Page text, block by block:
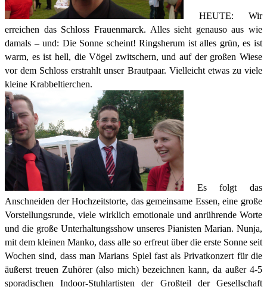
HEUTE: Wir
erreichen das Schloss Frauenmarck. Alles sieht genauso aus wie
damals – und: Die Sonne scheint! Ringsherum ist alles grün, es ist
warm, es ist hell, die Vögel zwitschern, und auf der großen Wiese
vor dem Schloss erstrahlt unser Brautpaar. Vielleicht etwas zu viele
kleine Krabbeltierchen.
Es folgt das
Anschneiden der Hochzeitstorte, das gemeinsame Essen, eine große
Vorstellungsrunde, viele wirklich emotionale und anrührende Worte
und die große Unterhaltungsshow unseres Pianisten Marian. Nunja,
mit dem kleinen Manko, dass alle so erfreut über die erste Sonne seit
Wochen sind, dass man Marians Spiel fast als Privatkonzert für die
äußerst treuen Zuhörer (also mich) bezeichnen kann, da außer 4-5
sporadischen Indoor-Stuhlartisten der Großteil der Gesellschaft